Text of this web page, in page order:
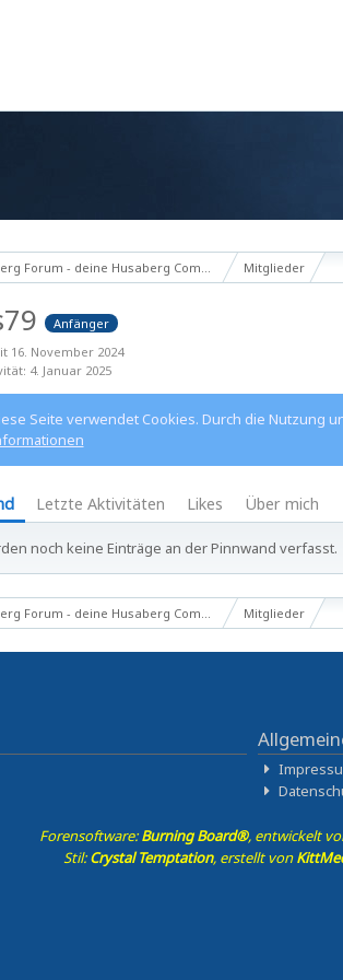
Forum - deine Husaberg Community Mitglieder
Anfänger
16. November 2024
4. Januar 2025
Seite verwendet Cookies. Durch die Nutzung
Letzte Aktivitäten Likes Über mich
noch keine Einträge an der Pinnwand verfasst.
Forum - deine Husaberg Community Mitglieder
Forensoftware:Burning Board®, entwickelt
Stil:Crystal Temptation, erstellt von